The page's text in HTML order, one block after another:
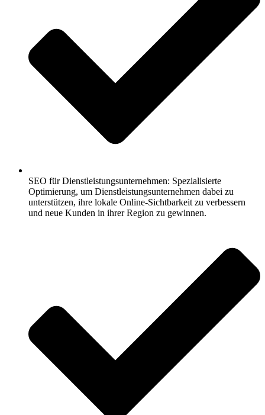
SEO für Dienstleistungsunternehmen: Spezialisierte
Optimierung, um Dienstleistungsunternehmen dabei zu
unterstützen, ihre lokale Online-Sichtbarkeit zu verbessern
und neue Kunden in ihrer Region zu gewinnen.